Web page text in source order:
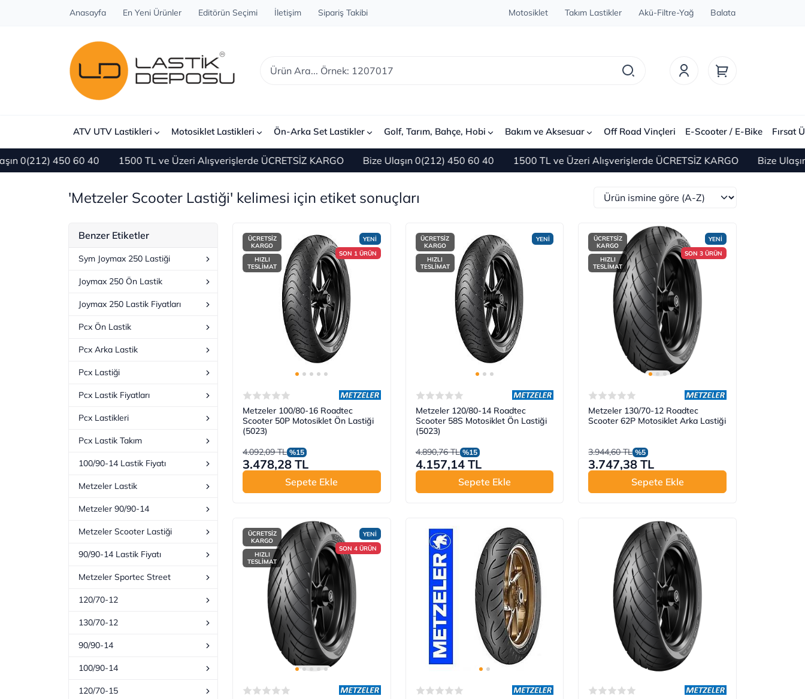
Anasayfa En Yeni Ürünler Editörün Seçimi İletişim Sipariş Takibi Motosiklet Takım Lastikler Akü-Filtre-Yağ Balata
ATV UTV Lastikleri Motosiklet Lastikleri Ön-Arka Set Lastikler Golf, Tarım, Bahçe, Hobi Bakım ve Aksesuar Off Road Vinçleri E-Scooter / E-Bike Fırsat
450 60 40 1500 TL ve Üzeri Alışverişlerde ÜCRETSİZ KARGO Bize Ulaşın 0(212) 450 60 40 1500 TL ve Üzeri Alışverişlerde ÜCRETSİZ KARGO Bize Ulaşın 0(212)
'Metzeler Scooter Lastiği' kelimesi için etiket sonuçları
Benzer Etiketler
Sym Joymax 250 Lastiği
Joymax 250 Ön Lastik
Joymax 250 Lastik Fiyatları
Pcx Ön Lastik
Pcx Arka Lastik
Pcx Lastiği
Pcx Lastik Fiyatları
Pcx Lastikleri
Pcx Lastik Takım
100/90-14 Lastik Fiyatı
Metzeler Lastik
Metzeler 90/90-14
Metzeler Scooter Lastiği
90/90-14 Lastik Fiyatı
Metzeler Sportec Street
120/70-12
130/70-12
90/90-14
100/90-14
120/70-15
YENİ
SON 1 ÜRÜN
ÜCRETSİZ
KARGO
HIZLI
TESLİMAT
Metzeler 100/80-16 Roadtec
Scooter 50P Motosiklet Ön Lastiği
(5023)
4.092,09 TL %15
3.478,28 TL
Sepete Ekle
YENİ
ÜCRETSİZ
KARGO
HIZLI
TESLİMAT
Metzeler 120/80-14 Roadtec
Scooter 58S Motosiklet Ön Lastiği
(5023)
4.890,76 TL %15
4.157,14 TL
Sepete Ekle
YENİ
SON 3 ÜRÜN
ÜCRETSİZ
KARGO
HIZLI
TESLİMAT
Metzeler 130/70-12 Roadtec
Scooter 62P Motosiklet Arka Lastiği
3.944,60 TL %5
3.747,38 TL
Sepete Ekle
YENİ
SON 4 ÜRÜN
ÜCRETSİZ
KARGO
HIZLI
TESLİMAT